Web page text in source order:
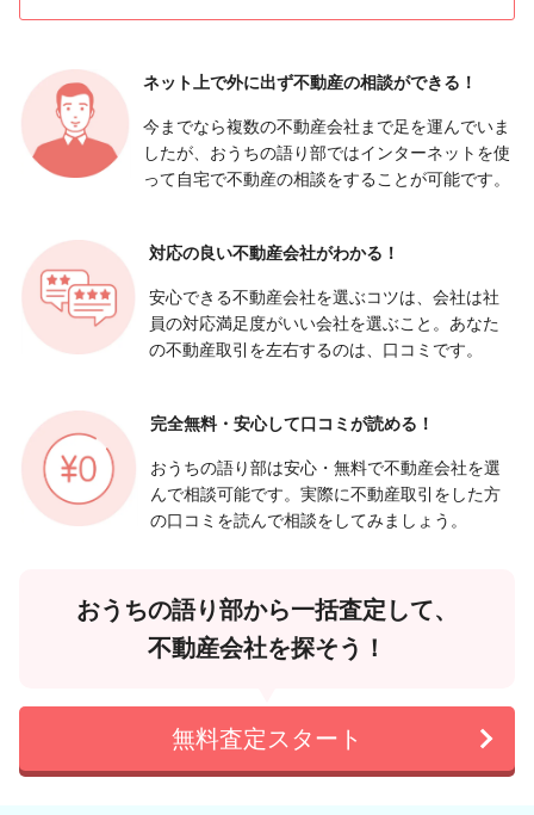
ネット上で外に出ず不動産の相談ができる！
今までなら複数の不動産会社まで足を運んでいま
したが、おうちの語り部ではインターネットを使
って自宅で不動産の相談をすることが可能です。
対応の良い不動産会社がわかる！
安心できる不動産会社を選ぶコツは、会社は社
員の対応満足度がいい会社を選ぶこと。あなた
の不動産取引を左右するのは、口コミです。
完全無料・安心して口コミが読める！
おうちの語り部は安心・無料で不動産会社を選
んで相談可能です。実際に不動産取引をした方
の口コミを読んで相談をしてみましょう。
おうちの語り部から一括査定して、
不動産会社を探そう！
無料査定スタート